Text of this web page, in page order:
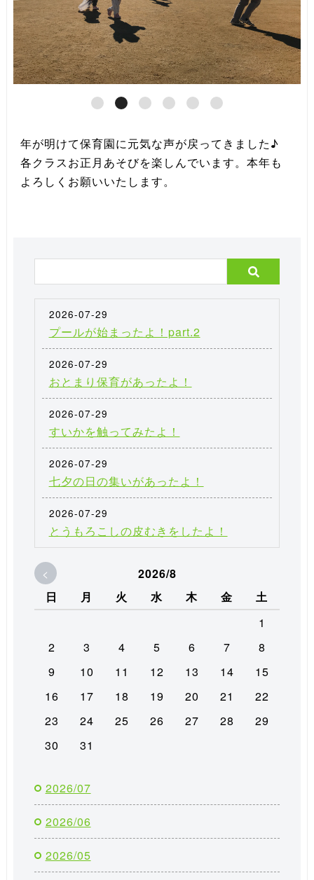
年が明けて保育園に元気な声が戻ってきました♪
各クラスお正月あそびを楽しんでいます。本年も
よろしくお願いいたします。
2026-07-29
プールが始まったよ！part.2
2026-07-29
おとまり保育があったよ！
2026-07-29
すいかを触ってみたよ！
2026-07-29
七夕の日の集いがあったよ！
2026-07-29
とうもろこしの皮むきをしたよ！
<
2026/8
日
月 火 水 木 金
土
1
2
3 4 5 6 7
8
9
10 11 12 13 14
15
16
17 18 19 20 21
22
23
24 25 26 27 28
29
30
31
2026/07
2026/06
2026/05